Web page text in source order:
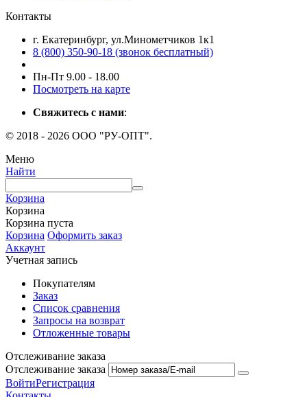
Контакты
г. Екатеринбург, ул.Минометчиков 1к1
8 (800) 350-90-18 (звонок бесплатный)
Пн-Пт 9.00 - 18.00
Посмотреть на карте
Свяжитесь с нами:
© 2018 - 2026 ООО "РУ-ОПТ".
Меню
Найти
Корзина
Корзина
Корзина пуста
Корзина Оформить заказ
Аккаунт
Учетная запись
Покупателям
Заказ
Список сравнения
Запросы на возврат
Отложенные товары
Отслеживание заказа
Отслеживание заказа
ВойтиРегистрация